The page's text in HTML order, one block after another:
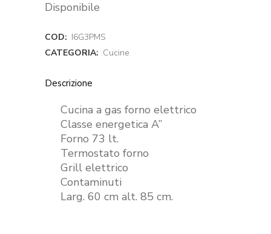
Disponibile
COD: I6G3PMS
CATEGORIA: Cucine
Descrizione
Cucina a gas forno elettrico
Classe energetica A”
Forno 73 lt.
Termostato forno
Grill elettrico
Contaminuti
Larg. 60 cm alt. 85 cm.